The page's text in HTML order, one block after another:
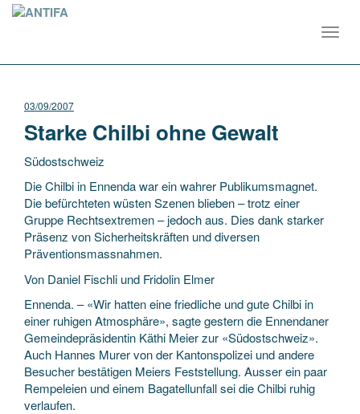
03/09/2007
Starke Chilbi ohne Gewalt
Südostschweiz
Die Chilbi in Ennenda war ein wahrer Publikumsmagnet.
Die befürchteten wüsten Szenen blieben – trotz einer
Gruppe Rechtsextremen – jedoch aus. Dies dank starker
Präsenz von Sicherheitskräften und diversen
Präventionsmassnahmen.
Von Daniel Fischli und Fridolin Elmer
Ennenda. – «Wir hatten eine friedliche und gute Chilbi in
einer ruhigen Atmosphäre», sagte gestern die Ennendaner
Gemeindepräsidentin Käthi Meier zur «Südostschweiz».
Auch Hannes Murer von der Kantonspolizei und andere
Besucher bestätigen Meiers Feststellung. Ausser ein paar
Rempeleien und einem Bagatellunfall sei die Chilbi ruhig
verlaufen.